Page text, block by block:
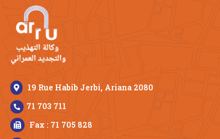
19 Rue Habib Jerbi, Ariana 2080
71 703 711
Fax : 71 705 828